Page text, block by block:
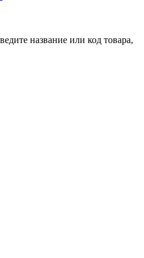
название или код товара,